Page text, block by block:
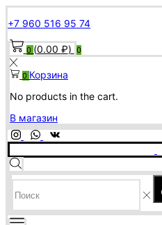
+7 960 516 95 74
0(0.00 ₽) 0
0 Корзина
No products in the cart.
В магазин
SEARCH
INPUT